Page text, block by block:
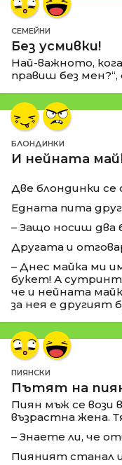
СЕМЕЙНИ
Без усмивки!
Най-важното,
правиш без
БЛОНДИНКИ
И нейната
Две блондинки
Едната пита
– Защо носиш два
Другата и
– Днес майка ми
букет! А
че и нейната
за нея е другият
ПИЯНСКИ
Пътят на
Пиян мъж се вози
възрастна жена.
– Знаете ли, че
Пияният станал